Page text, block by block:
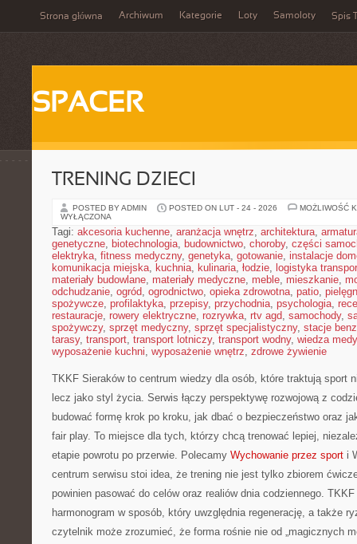
Strona główna Archiwum Kategorie Loty Samoloty Spis
SPACER
TRENING DZIECI
POSTED BY ADMIN POSTED ON LUT - 24 - 2026
MOŻLIWOŚĆ
WYŁĄCZONA
Tagi: akcesoria kuchenne, aranżacja wnętrz, architektura,
genetyczne, biotechnologia, budownictwo, choroby, części
elektryka, fitness medyczny, genetyka, gotowanie, instalacje
komunikacja miejska, kuchnia, kulinaria, łodzie, logistyka
materiały budowlane, materiały medyczne, meble, mieszkanie,
odchudzanie, ogród, ogrodnictwo, opieka zdrowotna, patio,
spożywcze, profilaktyka, przepisy, przychodnia, psychologia,
restauracje, rowery elektryczne, rozrywka, rtv agd, samochody,
spożywczy, sprzęt medyczny, sprzęt specjalistyczny, stacje
tarasy, transport, transport lotniczy, transport wodny, wiedza
wyposażenie kuchni, wyposażenie wnętrz, zdrowe żywienie
TKKF Sieraków to centrum wiedzy dla osób, które traktują sport
lecz jako styl życia. Serwis łączy perspektywę rozwojową z
budować formę krok po kroku, jak dbać o bezpieczeństwo oraz
fair play. To miejsce dla tych, którzy chcą trenować lepiej,
etapie powrotu po przerwie. Polecamy Wychowanie przez sport i
centrum serwisu stoi idea, że trening nie jest tylko zbiorem
powinien pasować do celów oraz realiów dnia codziennego.
harmonogram w sposób, który uwzględnia regenerację, a także
czytelnik może zrozumieć, że forma rośnie nie od „magicznych